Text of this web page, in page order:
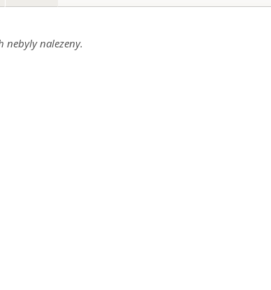
nebyly nalezeny.